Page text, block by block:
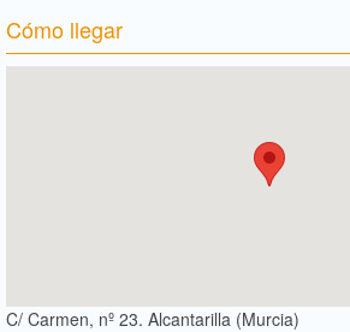
Cómo llegar
C/ Carmen, nº 23. Alcantarilla (Murcia)